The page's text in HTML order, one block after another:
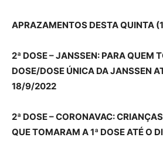
APRAZAMENTOS DESTA QUINTA
2ª DOSE – JANSSEN: PARA QUEM
DOSE/DOSE ÚNICA DA JANSSEN
18/9/2022
2ª DOSE – CORONAVAC:
QUE TOMARAM A 1ª DOSE ATÉ O